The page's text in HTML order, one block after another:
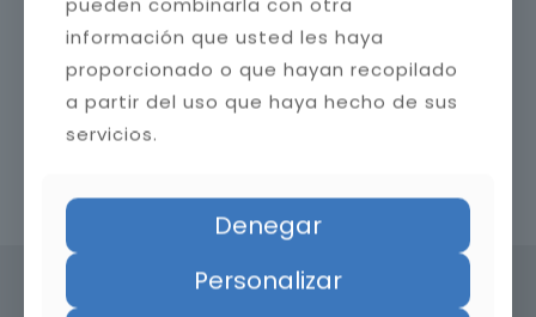
Contacta con nosotros
información que usted les haya
proporcionado o que hayan recopilado
a partir del uso que haya hecho de sus
servicios.
Denegar
Personalizar